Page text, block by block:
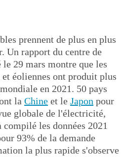
prennent de plus en plus
Un rapport du centre de
29 mars montre que les
éoliennes ont produit plus
en 2021. 50 pays
la Chine et le Japon pour
globale de l'électricité,
les données 2021
93% de la demande
la plus rapide s'observe